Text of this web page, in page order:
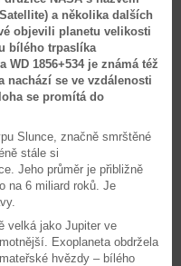
a několika dalších
objevili planetu velikosti
bílého trpaslíka
WD 1856+534 je známá též
nachází se ve vzdálenosti
se promítá do
Slunce, značně smrštěné
stále si
Jeho průměr je přibližně
na 6 miliard roků. Je
velká jako Jupiter ve
Exoplaneta obdržela
hvězdy – bílého